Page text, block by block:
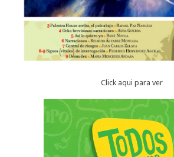
Click aqui para ver